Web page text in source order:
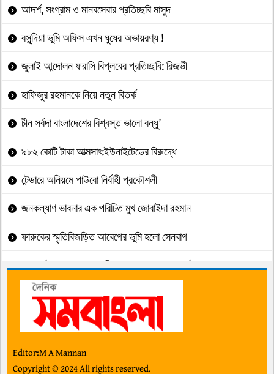
আদর্শ, সংগ্রাম ও মানবসেবার প্রতিচ্ছবি মাসুদ
বসুন্দিয়া ভূমি অফিস এখন ঘুষের অভায়রণ্য !
জুলাই আন্দোলন ফরাসি বিপ্লবের প্রতিচ্ছবি: রিজভী
হাফিজুর রহমানকে নিয়ে নতুন বিতর্ক
চীন সর্বদা বাংলাদেশের বিশ্বস্ত ভালো বন্ধু’
৯৮২ কোটি টাকা আত্মসাৎ:ইউনাইটেডের বিরুদ্ধে
টেন্ডারে অনিয়মে পাউবো নির্বাহী প্রকৌশলী
জনকল্যাণ ভাবনার এক পরিচিত মুখ জোবাইদা রহমান
ফারুকের স্মৃতিবিজড়িত আবেগের ভূমি হলো সেনবাগ
গণপূর্তে ঘুষ লেনদেনের অভিযোগ, প্রশ্নের মুখে কর্তারা
নান্দাইলের শিকড় ভুলেননি ইয়াসের খান চৌধুরী
ব্রিগেডিয়ার (মরণোত্তর পদোন্নতিপ্রাপ্ত) জাহিদ ও তাঁর পরিবার
গুলশানে যুবদলের পদবঞ্চিতদের অবস্থান কর্মসুচী
Editor:M A Mannan
Copyright © 2024 All rights reserved.